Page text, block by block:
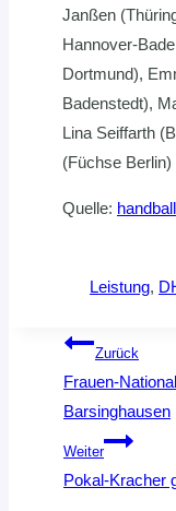
Janßen
Hannover-
Dortmund),
Badenstedt),
Lina Seiffarth
(Füchse Berlin)
Quelle:
Leistung,
Zurück
Frauen-
Barsinghausen
Weiter
Pokal-Kracher